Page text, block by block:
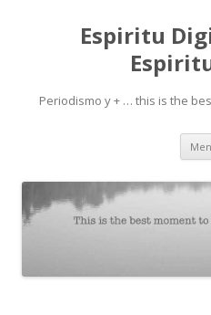
Espiritu
Periodismo y + … this is the